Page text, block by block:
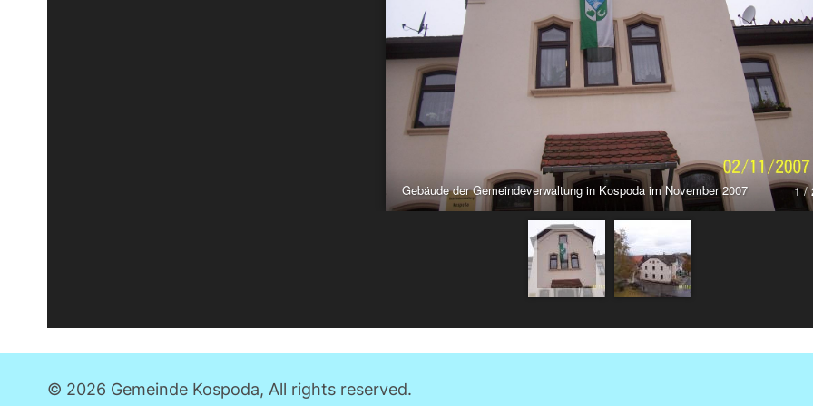
1 /
Gebäude der Gemeindeverwaltung in Kospoda im November 2007
© 2026 Gemeinde Kospoda, All rights reserved.